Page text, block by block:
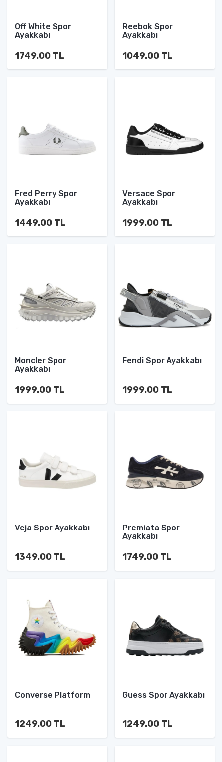
Off White Spor
Ayakkabı
1749.00 TL
Reebok Spor
Ayakkabı
1049.00 TL
Fred Perry Spor
Ayakkabı
1449.00 TL
Versace Spor
Ayakkabı
1999.00 TL
Moncler Spor
Ayakkabı
1999.00 TL
Fendi Spor Ayakkabı
1999.00 TL
Veja Spor Ayakkabı
1349.00 TL
Premiata Spor
Ayakkabı
1749.00 TL
Converse Platform
1249.00 TL
Guess Spor Ayakkabı
1249.00 TL